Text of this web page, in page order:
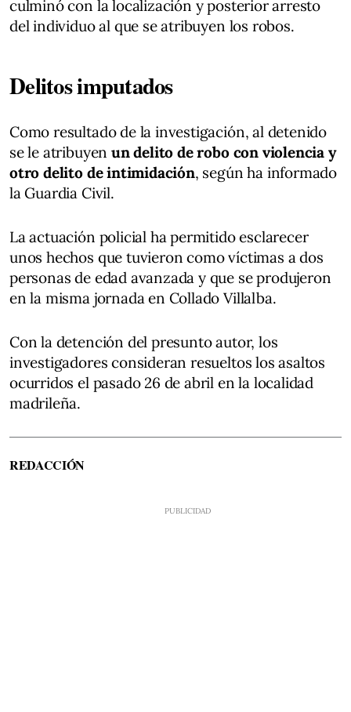
culminó con la localización y posterior arresto
del individuo al que se atribuyen los robos.
Delitos imputados
Como resultado de la investigación, al detenido
se le atribuyen un delito de robo con violencia y
otro delito de intimidación, según ha informado
la Guardia Civil.
La actuación policial ha permitido esclarecer
unos hechos que tuvieron como víctimas a dos
personas de edad avanzada y que se produjeron
en la misma jornada en Collado Villalba.
Con la detención del presunto autor, los
investigadores consideran resueltos los asaltos
ocurridos el pasado 26 de abril en la localidad
madrileña.
REDACCIÓN